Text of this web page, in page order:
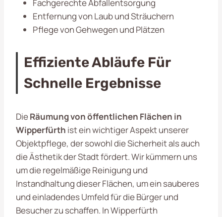
Fachgerechte Abfallentsorgung
Entfernung von Laub und Sträuchern
Pflege von Gehwegen und Plätzen
Effiziente Abläufe Für
Schnelle Ergebnisse
DieRäumung von öffentlichen Flächen in
Wipperfürth ist ein wichtiger Aspekt unserer
Objektpflege, der sowohl die Sicherheit als auch
die Ästhetik der Stadt fördert. Wir kümmern uns
um die regelmäßige Reinigung und
Instandhaltung dieser Flächen, um ein sauberes
und einladendes Umfeld für die Bürger und
Besucher zu schaffen. In Wipperfürth